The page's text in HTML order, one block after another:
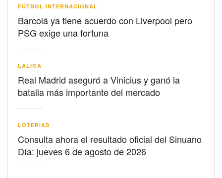
FÚTBOL INTERNACIONAL
Barcolá ya tiene acuerdo con Liverpool pero
PSG exige una fortuna
LALIGA
Real Madrid aseguró a Vinicius y ganó la
batalla más importante del mercado
LOTERIAS
Consulta ahora el resultado oficial del Sinuano
Día: jueves 6 de agosto de 2026